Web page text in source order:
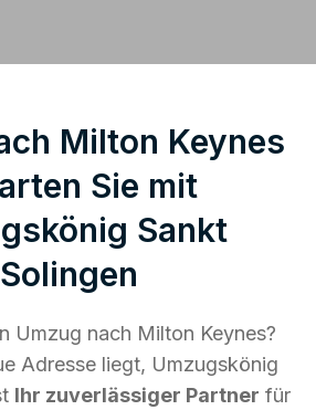
Milton Keynes
Sie mit
Sankt
Solingen
Umzug nach Milton Keynes?
Adresse liegt, Umzugskönig
Ihr zuverlässiger Partner für